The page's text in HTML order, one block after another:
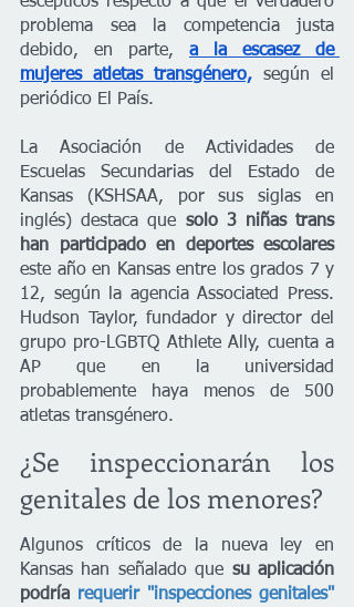
problema sea la competencia justa
debido, en parte, a la escasez de
mujeres atletas transgénero, según el
periódico El País.
La Asociación de Actividades de
Escuelas Secundarias del Estado de
Kansas (KSHSAA, por sus siglas en
inglés) destaca que solo 3 niñas trans
han participado en deportes escolares
este año en Kansas entre los grados 7 y
12, según la agencia Associated Press.
Hudson Taylor, fundador y director del
grupo pro-LGBTQ Athlete Ally, cuenta a
AP que en la universidad
probablemente haya menos de 500
atletas transgénero.
¿Se inspeccionarán los
genitales de los menores?
Algunos críticos de la nueva ley en
Kansas han señalado que su aplicación
podría requerir "inspecciones genitales"